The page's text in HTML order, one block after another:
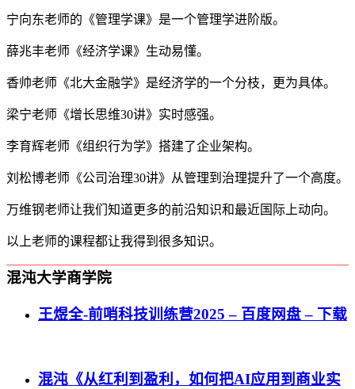
宁向东老师的《管理学课》是一个管理学进阶版。
薛兆丰老师《经济学课》生动易懂。
香帅老师《北大金融学》是经济学的一个分枝，更为具体。
梁宁老师《增长思维30讲》实时感强。
李育辉老师《组织行为学》搭建了企业架构。
刘松博老师《公司治理30讲》从管理到治理提升了一个高度。
万维钢老师让我们知道更多的前沿知识和最近国际上动向。
以上老师的课程都让我得到很多知识。
混沌大学商学院
王煜全-前哨科技训练营2025 – 百度网盘 – 下载
混沌《从红利到盈利，如何把AI应用到商业实